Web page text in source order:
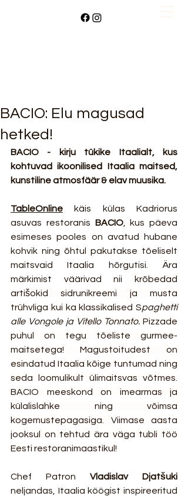
BACIO: Elu magusad
hetked!
BACIO - kirju tükike Itaalialt, kus
kohtuvad ikoonilised Itaalia maitsed,
kunstiline atmosfäär & elav muusika.
TableOnline käis külas Kadriorus
asuvas restoranis BACIO, kus päeva
esimeses pooles on avatud hubane
kohvik ning õhtul pakutakse tõeliselt
maitsvaid Itaalia hõrgutisi. Ära
märkimist väärivad nii
krõbedad
artišokid sidrunikreemi ja musta
trühvliga kui ka klassikalised Spaghetti
alle Vongole ja Vitello Tonnato. Pizzade
puhul on tegu tõeliste gurmee-
maitsetega! Magustoitudest on
esindatud Itaalia kõige tuntumad ning
seda loomulikult ülimaitsvas võtmes.
BACIO meeskond on imearmas ja
külalislahke ning võimsa
kogemustepagasiga. Viimase aasta
jooksul on tehtud ära väga tubli töö
Eesti restoranimaastikul!
Chef Patron Vladislav Djatšuki
neljandas, Itaalia köögist inspireeritud